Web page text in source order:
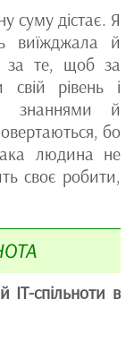
суму дістає. Я
виїжджала й
за те, щоб за
свій рівень і
знаннями й
бо
людина не
своє робити,
IT-спільноти в